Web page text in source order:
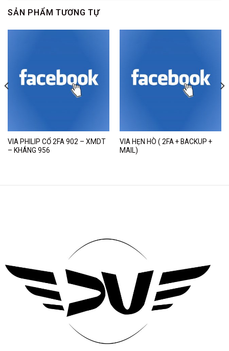
SẢN PHẨM TƯƠNG TỰ
VIA PHILIP CỔ 2FA 902 – XMDT
– KHÁNG 956
VIA HẸN HÒ ( 2FA + BACKUP +
MAIL)